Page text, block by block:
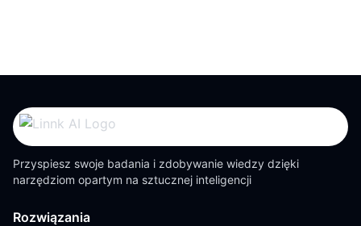
Przyspiesz swoje badania i zdobywanie wiedzy dzięki
narzędziom opartym na sztucznej inteligencji
Rozwiązania